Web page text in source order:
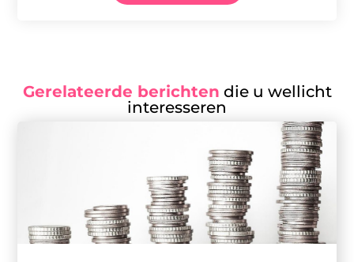
Gerelateerde berichten die u wellicht
interesseren